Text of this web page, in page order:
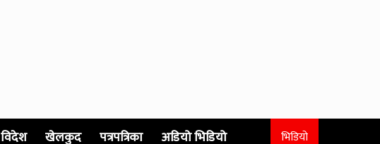
विदेश खेलकुद पत्रपत्रिका अडियो भिडियो भिडियो